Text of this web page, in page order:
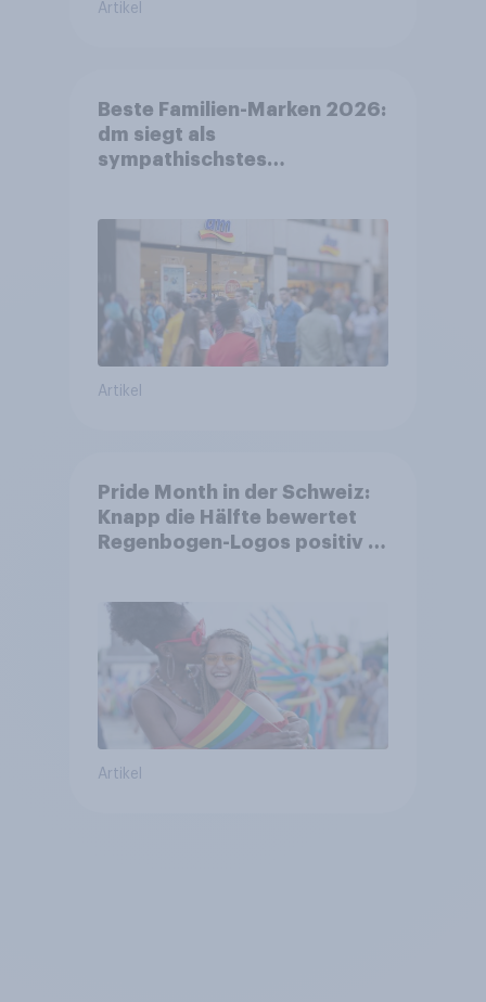
Artikel
Beste Familien-Marken 2026:
dm siegt als
sympathischstes
Artikel
Pride Month in der Schweiz:
Knapp die Hälfte bewertet
Regenbogen-Logos positiv –
Artikel